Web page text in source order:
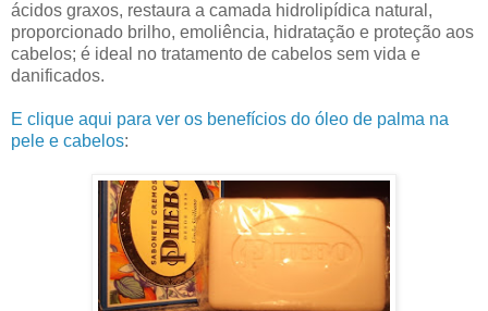
ácidos graxos, restaura a camada hidrolipídica natural,
proporcionado brilho, emoliência, hidratação e proteção aos
cabelos; é ideal no tratamento de cabelos sem vida e
danificados.
E clique aqui para ver os benefícios do óleo de palma na
pele e cabelos: